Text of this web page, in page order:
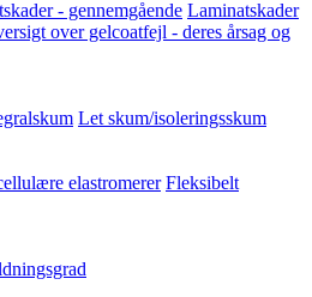
- gennemgående Laminatskader
over gelcoatfejl - deres årsag og
Let skum/isoleringsskum
elastromerer Fleksibelt